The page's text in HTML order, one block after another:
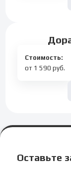
Стоимость:
от 1 590 руб.
Оставьте